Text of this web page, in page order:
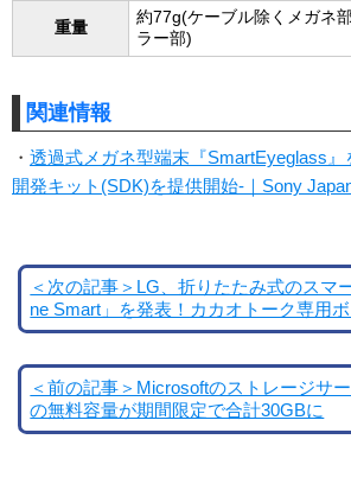
重量
約77g(ケーブル除くメガネ
ラー部)
関連情報
・ 透過式メガネ型端末『SmartEyeglass』
開発キット(SDK)を提供開始-｜Sony
＜次の記事＞LG、折りたたみ式のスマ
ne Smart」を発表！カカオトーク専用ボ
＜前の記事＞Microsoftのストレージサ
の無料容量が期間限定で合計30GBに